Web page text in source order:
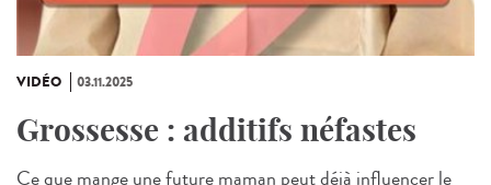
VIDÉO 03.11.2025
Grossesse : additifs néfastes
Ce que mange une future maman peut déjà influencer le